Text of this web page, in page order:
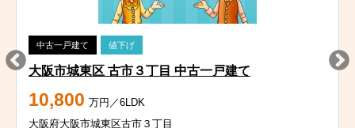
中古一戸建て 値下げ
大阪市城東区 古市３丁目 中古一戸建て
10,800 万円／6LDK
大阪府大阪市城東区古市３丁目